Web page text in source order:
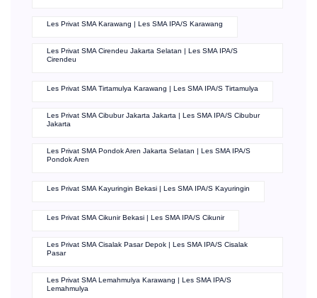
Les Privat SMA Karawang | Les SMA IPA/S Karawang
Les Privat SMA Cirendeu Jakarta Selatan | Les SMA IPA/S
Cirendeu
Les Privat SMA Tirtamulya Karawang | Les SMA IPA/S Tirtamulya
Les Privat SMA Cibubur Jakarta Jakarta | Les SMA IPA/S Cibubur
Jakarta
Les Privat SMA Pondok Aren Jakarta Selatan | Les SMA IPA/S
Pondok Aren
Les Privat SMA Kayuringin Bekasi | Les SMA IPA/S Kayuringin
Les Privat SMA Cikunir Bekasi | Les SMA IPA/S Cikunir
Les Privat SMA Cisalak Pasar Depok | Les SMA IPA/S Cisalak
Pasar
Les Privat SMA Lemahmulya Karawang | Les SMA IPA/S
Lemahmulya